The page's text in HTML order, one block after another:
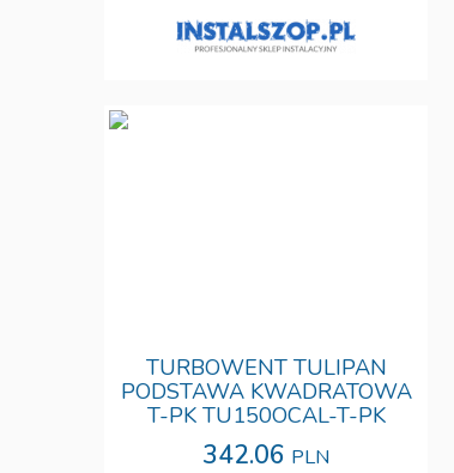
TURBOWENT TULIPAN
PODSTAWA KWADRATOWA
T-PK TU150OCAL-T-PK
342.06 PLN